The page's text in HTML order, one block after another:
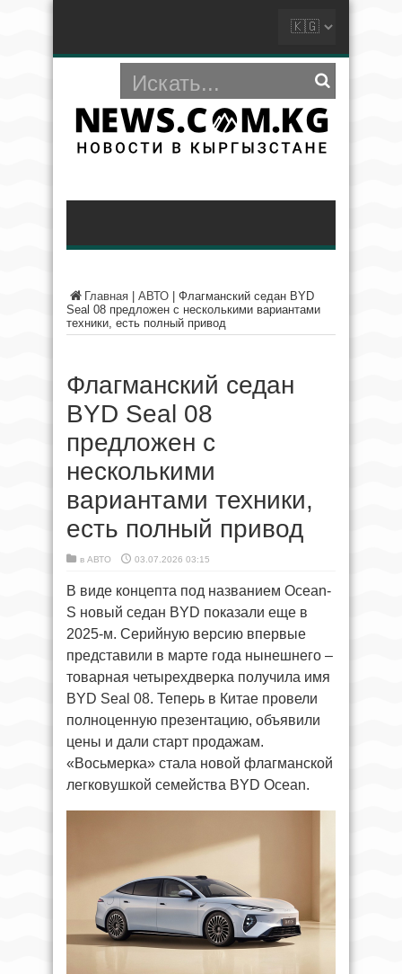
Главная АВТО
Флагманский седан BYD
Seal 08 предложен с несколькими вариантами
техники, есть полный привод
Флагманский седан
BYD Seal 08
предложен с
несколькими
вариантами техники,
есть полный привод
в АВТО 03.07.2026 03:15
В виде концепта под названием Ocean-
S новый седан BYD показали еще в
2025-м. Серийную версию впервые
представили в марте года нынешнего –
товарная четырехдверка получила имя
BYD Seal 08. Теперь в Китае провели
полноценную презентацию, объявили
цены и дали старт продажам.
«Восьмерка» стала новой флагманской
легковушкой семейства BYD Ocean.